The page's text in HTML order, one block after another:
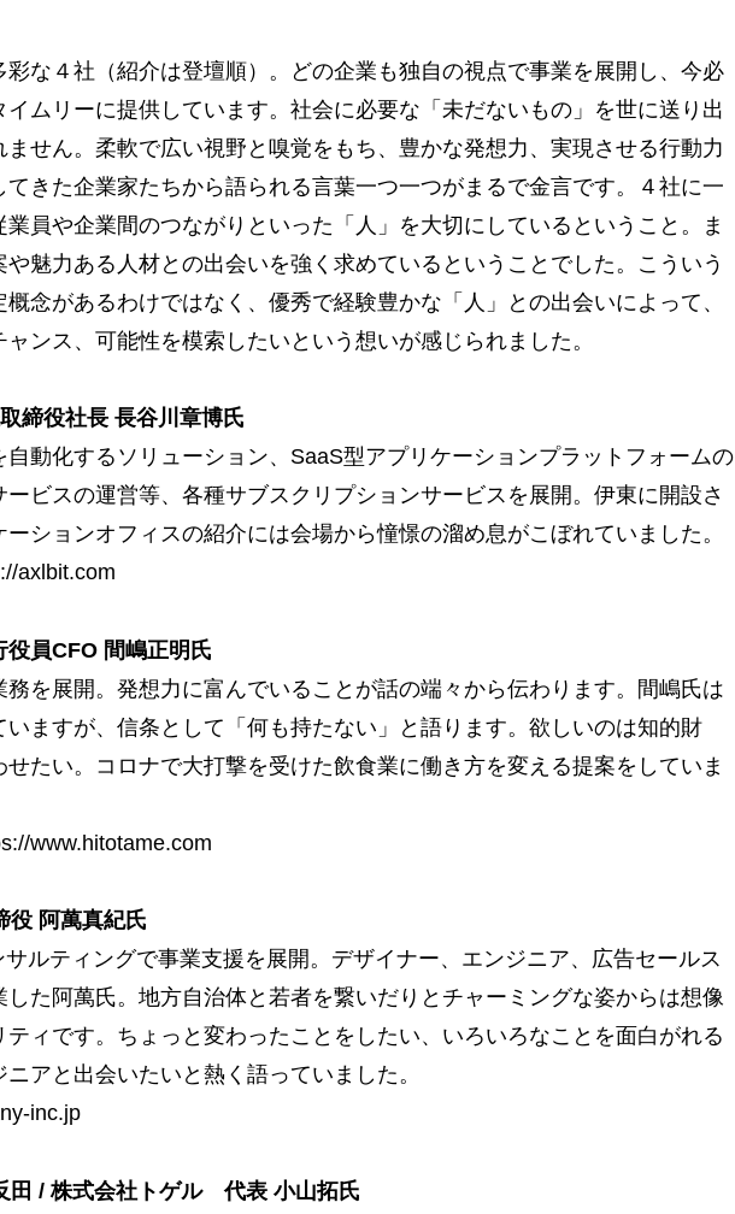
な４社（紹介は登壇順）。どの企業も独自の視点で事業を展開し、今必
ムリーに提供しています。社会に必要な「未だないもの」を世に送り出
せん。柔軟で広い視野と嗅覚をもち、豊かな発想力、実現させる行動力
きた企業家たちから語られる言葉一つ一つがまるで金言です。４社に一
員や企業間のつながりといった「人」を大切にしているということ。ま
魅力ある人材との出会いを強く求めているということでした。こういう
念があるわけではなく、優秀で経験豊かな「人」との出会いによって、
ンス、可能性を模索したいという想いが感じられました。
締役社長 長谷川章博氏
動化するソリューション、SaaS型アプリケーションプラットフォームの
ビスの運営等、各種サブスクリプションサービスを展開。伊東に開設さ
ションオフィスの紹介には会場から憧憬の溜め息がこぼれていました。
axlbit.com
員CFO 間嶋正明氏
を展開。発想力に富んでいることが話の端々から伝わります。間嶋氏は
ますが、信条として「何も持たない」と語ります。欲しいのは知的財
たい。コロナで大打撃を受けた飲食業に働き方を変える提案をしていま
www.hitotame.com
阿萬真紀氏
ルティングで事業支援を展開。デザイナー、エンジニア、広告セールス
た阿萬氏。地方自治体と若者を繋いだりとチャーミングな姿からは想像
ィです。ちょっと変わったことをしたい、いろいろなことを面白がれる
アと出会いたいと熱く語っていました。
inc.jp
田 / 株式会社トゲル 代表 小山拓氏